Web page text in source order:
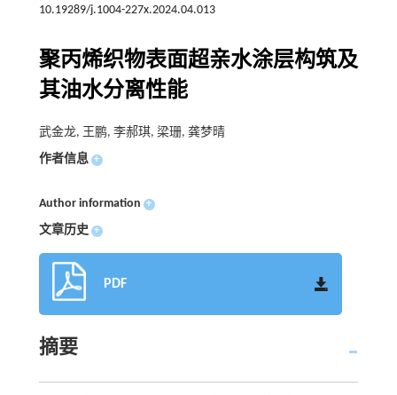
10.19289/j.1004-227x.2024.04.013
聚丙烯织物表面超亲水涂层构筑及
其油水分离性能
武金龙, 王鹏, 李郝琪, 梁珊, 龚梦晴
作者信息 +
Author information +
文章历史 +
PDF
摘要